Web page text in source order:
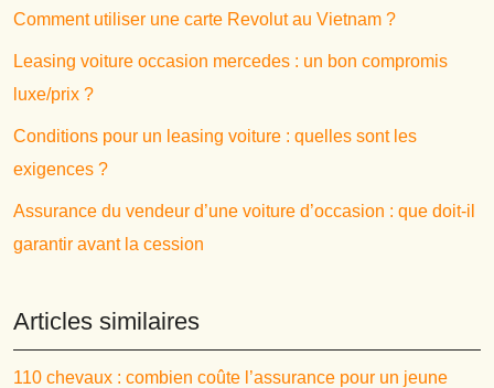
Comment utiliser une carte Revolut au Vietnam ?
Leasing voiture occasion mercedes : un bon compromis
luxe/prix ?
Conditions pour un leasing voiture : quelles sont les
exigences ?
Assurance du vendeur d’une voiture d’occasion : que doit-il
garantir avant la cession
Articles similaires
110 chevaux : combien coûte l’assurance pour un jeune